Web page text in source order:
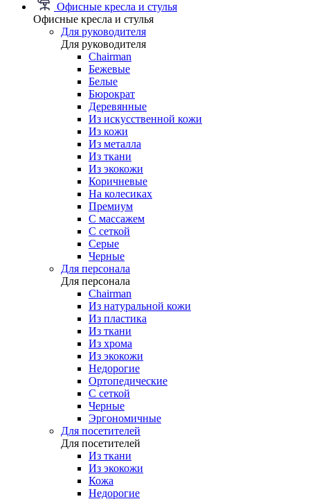
Офисные кресла и стулья
Офисные кресла и стулья
Для руководителя
Для руководителя
Chairman
Бежевые
Белые
Бюрократ
Деревянные
Из искусственной кожи
Из кожи
Из металла
Из ткани
Из экокожи
Коричневые
На колесиках
Премиум
С массажем
С сеткой
Серые
Черные
Для персонала
Для персонала
Chairman
Из натуральной кожи
Из пластика
Из ткани
Из хрома
Из экокожи
Недорогие
Ортопедические
С сеткой
Черные
Эргономичные
Для посетителей
Для посетителей
Из ткани
Из экокожи
Кожа
Недорогие